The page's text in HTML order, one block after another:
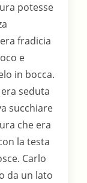
potesse
fradicia
e
in bocca.
seduta
succhiare
che era
la testa
Carlo
da un lato